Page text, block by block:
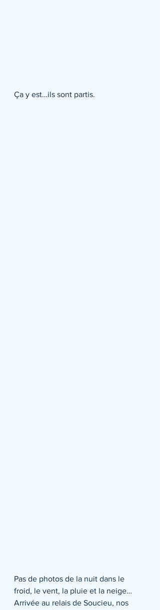
Ça y est…ils sont partis.
Pas de photos de la nuit dans le
froid, le vent, la pluie et la neige…
Arrivée au relais de Soucieu, nos